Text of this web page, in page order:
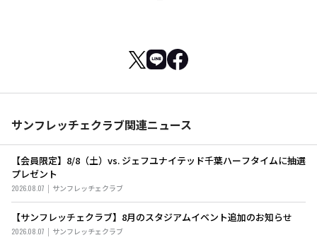
サンフレッチェクラブ関連ニュース
【会員限定】8/8（土）vs. ジェフユナイテッド千葉ハーフタイムに抽選
プレゼント
2026.08.07 サンフレッチェクラブ
【サンフレッチェクラブ】8月のスタジアムイベント追加のお知らせ
2026.08.07 サンフレッチェクラブ